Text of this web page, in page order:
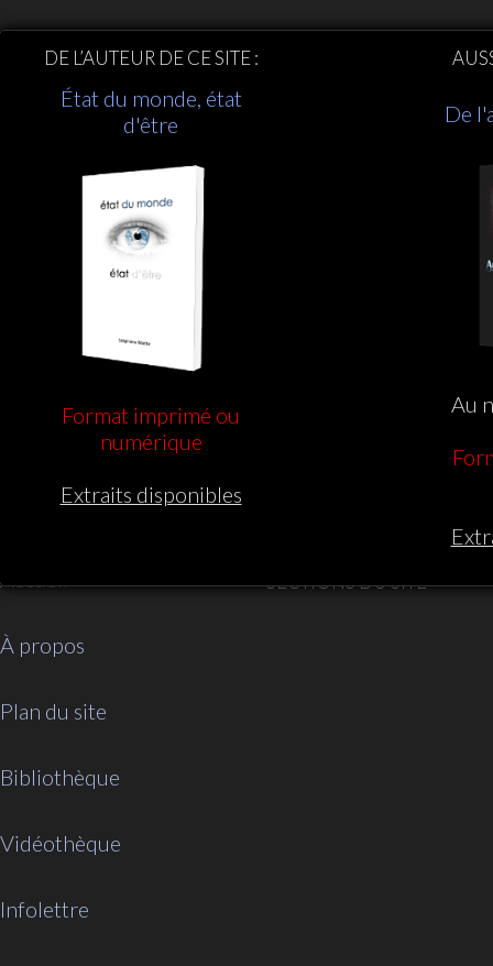
DE L’AUTEUR DE CE SITE :
État du monde, état
d'être
Format imprimé ou
numérique
Extraits disponibles
De
Au
SECTIONS DU SITE
Accueil
À propos
Plan du site
Bibliothèque
Vidéothèque
Infolettre